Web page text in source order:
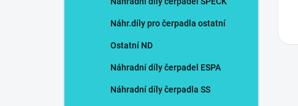
Náhr.díly pro čerpadla ostatní
Ostatní ND
Náhradní díly čerpadel ESPA
Náhradní díly čerpadla SS